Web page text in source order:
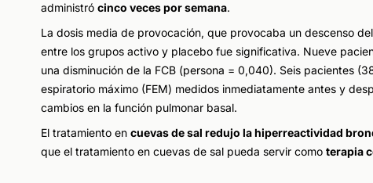
administró cinco veces por semana.
La dosis media de provocación, que provocaba un descenso
entre los grupos activo y placebo fue significativa. Nueve
una disminución de la FCB (persona = 0,040). Seis pacientes
espiratorio máximo (FEM) medidos inmediatamente antes y
cambios en la función pulmonar basal.
El tratamiento en cuevas de sal redujo la hiperreactividad
que el tratamiento en cuevas de sal pueda servir como terapia